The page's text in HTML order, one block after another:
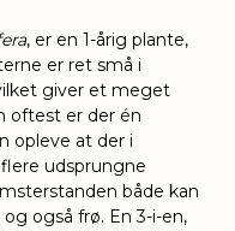
, er en 1-årig plante,
er ret små i
giver et meget
oftest er der én
opleve at der i
udsprungne
både kan
også frø. En 3-i-en,